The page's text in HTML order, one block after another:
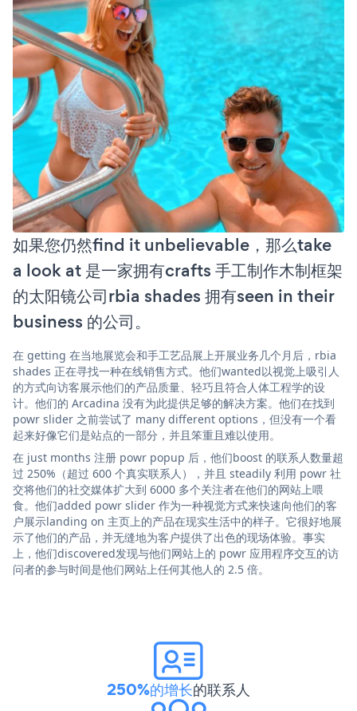
如果您仍然find it unbelievable，那么take
a look at 是一家拥有crafts 手工制作木制框架
的太阳镜公司rbia shades 拥有seen in their
business 的公司。
在 getting 在当地展览会和手工艺品展上开展业务几个月后，rbia
shades 正在寻找一种在线销售方式。他们wanted以视觉上吸引人
的方式向访客展示他们的产品质量、轻巧且符合人体工程学的设
计。他们的 Arcadina 没有为此提供足够的解决方案。他们在找到
powr slider 之前尝试了 many different options，但没有一个看
起来好像它们是站点的一部分，并且笨重且难以使用。
在 just months 注册 powr popup 后，他们boost 的联系人数量超
过 250%（超过 600 个真实联系人），并且 steadily 利用 powr 社
交将他们的社交媒体扩大到 6000 多个关注者在他们的网站上喂
食。他们added powr slider 作为一种视觉方式来快速向他们的客
户展示landing on 主页上的产品在现实生活中的样子。它很好地展
示了他们的产品，并无缝地为客户提供了出色的现场体验。事实
上，他们discovered发现与他们网站上的 powr 应用程序交互的访
问者的参与时间是他们网站上任何其他人的 2.5 倍。
250%的增长的联系人